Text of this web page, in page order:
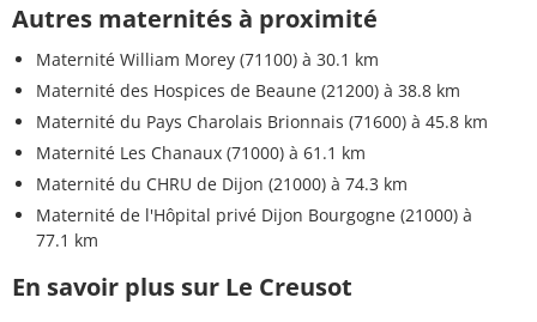
Autres maternités à proximité
Maternité William Morey (71100) à 30.1 km
Maternité des Hospices de Beaune (21200) à 38.8 km
Maternité du Pays Charolais Brionnais (71600) à 45.8 km
Maternité Les Chanaux (71000) à 61.1 km
Maternité du CHRU de Dijon (21000) à 74.3 km
Maternité de l'Hôpital privé Dijon Bourgogne (21000) à
77.1 km
En savoir plus sur Le Creusot